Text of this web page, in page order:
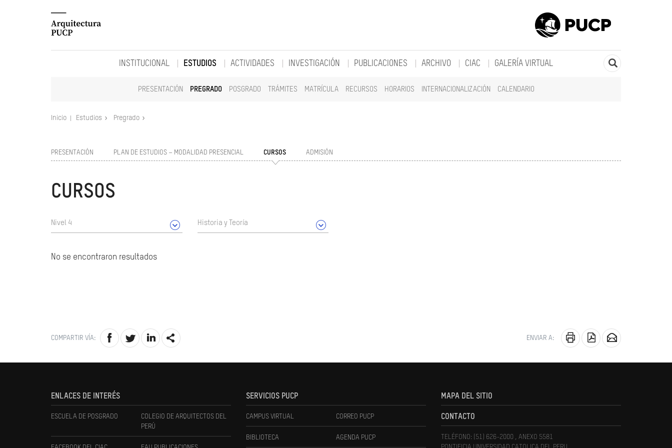
INSTITUCIONAL ESTUDIOS
PRESENTACIÓN PREGRADO POSGRADO TRÁMITES MATRÍCULA RECURSOS HORARIOS INTERNACIONALIZACIÓN CALENDARIO
ACTIVIDADES INVESTIGACIÓN PUBLICACIONES ARCHIVO CIAC GALERÍA VIRTUAL
Inicio Estudios Pregrado
PRESENTACIÓN PLAN DE ESTUDIOS – MODALIDAD PRESENCIAL CURSOS ADMISIÓN
CURSOS
Nivel 4 Historia y Teoría
No se encontraron resultados
COMPARTIR VÍA: ENVIAR A:
ENLACES DE INTERÉS
ESCUELA DE POSGRADO
COLEGIO DE ARQUITECTOS DEL
PERÚ
SERVICIOS PUCP
CAMPUS VIRTUAL CORREO PUCP
BIBLIOTECA AGENDA PUCP
MAPA DEL SITIO
CONTACTO
TELÉFONO: (51) 626-2000 , ANEXO 5581